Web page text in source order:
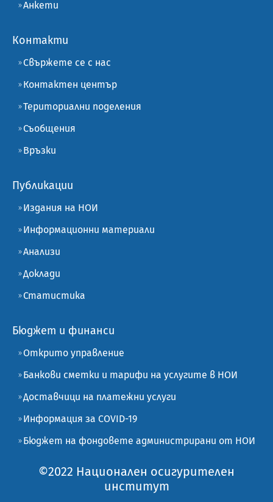
Анкети
Контакти
Свържете се с нас
Контактен център
Териториални поделения
Съобщения
Връзки
Публикации
Издания на НОИ
Информационни материали
Анализи
Доклади
Статистика
Бюджет и финанси
Открито управление
Банкови сметки и тарифи на услугите в НОИ
Доставчици на платежни услуги
Информация за COVID-19
Бюджет на фондовете администрирани от НОИ
©2022 Национален осигурителен
институт